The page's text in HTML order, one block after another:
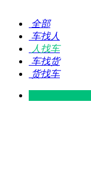
全部
车找人
人找车
车找货
货找车